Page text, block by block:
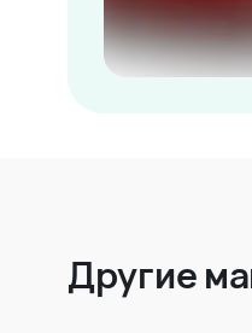
Другие